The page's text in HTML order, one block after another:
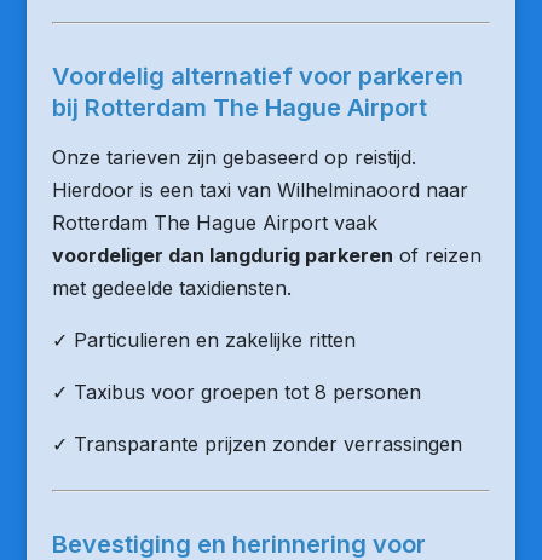
Voordelig alternatief voor parkeren
bij Rotterdam The Hague Airport
Onze tarieven zijn gebaseerd op reistijd.
Hierdoor is een taxi van Wilhelminaoord naar
Rotterdam The Hague Airport vaak
voordeliger dan langdurig parkeren of reizen
met gedeelde taxidiensten.
✓ Particulieren en zakelijke ritten
✓ Taxibus voor groepen tot 8 personen
✓ Transparante prijzen zonder verrassingen
Bevestiging en herinnering voor